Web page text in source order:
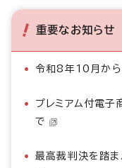
重要なお知らせ
令和8年10月から
プレミアム付電子
で
最高裁判決を踏